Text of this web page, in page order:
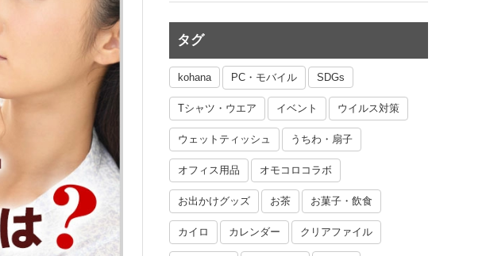
タグ
kohana PC・モバイル SDGs
Tシャツ・ウエア イベント ウイルス対策
ウェットティッシュ うちわ・扇子
オフィス用品 オモコロコラボ
お出かけグッズ お茶 お菓子・飲食
カイロ カレンダー クリアファイル